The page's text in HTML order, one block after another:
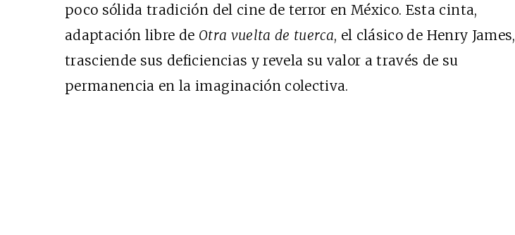
poco sólida tradición del cine de terror en México. Esta cinta,
adaptación libre de Otra vuelta de tuerca, el clásico de Henry James,
trasciende sus deficiencias y revela su valor a través de su
permanencia en la imaginación colectiva.